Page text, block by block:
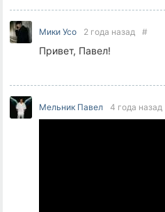
Мики Усо 2 года назад #
Привет, Павел!
Мельник Павел 4 года назад